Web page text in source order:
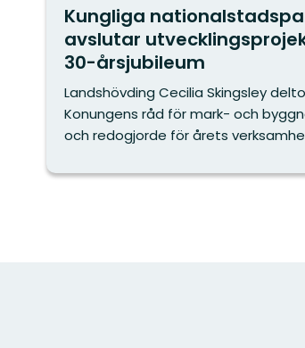
Kungliga
avslutar
30-årsjubileum
Landshövding Cecilia Skingsley
Konungens råd för mark- och
och redogjorde för årets